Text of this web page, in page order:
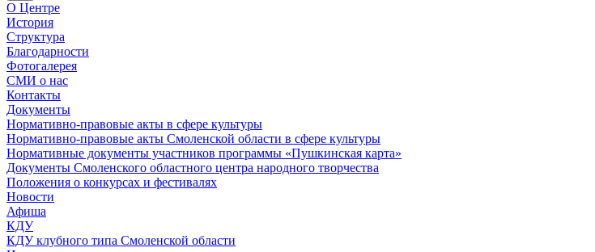
О Центре
История
Структура
Благодарности
Фотогалерея
СМИ о нас
Контакты
Документы
Нормативно-правовые акты в сфере культуры
Нормативно-правовые акты Смоленской области в сфере культуры
Нормативные документы участников программы «Пушкинская карта»
Документы Смоленского областного центра народного творчества
Положения о конкурсах и фестивалях
Новости
Афиша
КДУ
КДУ клубного типа Смоленской области